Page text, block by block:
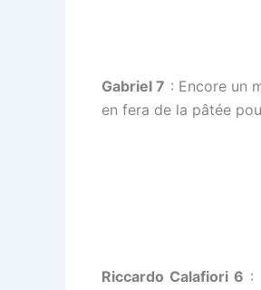
Gabriel 7 : Encore un
en fera de la pâtée
Riccardo Calafiori 6 :